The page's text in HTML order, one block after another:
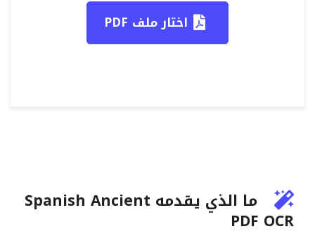
اختار ملف PDF
ما الذي يقدمه Spanish Ancient
PDF OCR